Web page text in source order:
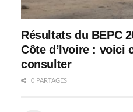
Résultats du BEPC
Côte d’Ivoire : voici
consulter
0 PARTAGES